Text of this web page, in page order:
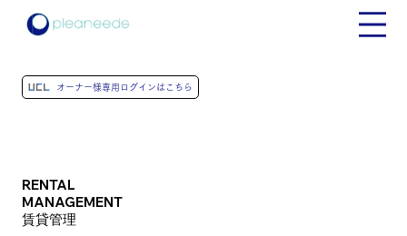
オーナー様専用ログインはこちら
RENTAL
MANAGEMENT
賃貸管理